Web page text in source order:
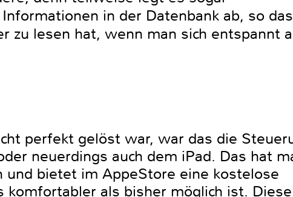
in der Datenbank ab, so
zu lesen hat, wenn man sich entspannt
perfekt gelöst war, war das die
neuerdings auch dem iPad. Das hat
und bietet im AppeStore eine kostelose
als bisher möglich ist. Diese